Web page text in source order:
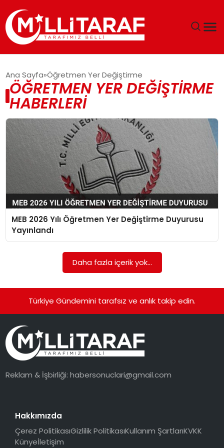
ÖZEL SAYFALAR
TEKNOLOJI
EKONOMI
SPOR
SIYASET
MAGAZIN
Ana Sayfa Öğretmen Yer Değiştirme
ÖĞRETMEN YER DEĞIŞTIRME
HABERLERI
MEB 2026 Yılı Öğretmen Yer Değiştirme Duyurusu
Yayınlandı
Daha fazla içerik yok...
Türkiye Gündemini tarafsız ve anlık takip edin.
Reklam & İşbirliği:habersonuclari@gmail.com
Hakkımızda
Çerez PolitikasıGizlilik PolitikasıKullanım ŞartlarıKVKK
Künyeİletişim